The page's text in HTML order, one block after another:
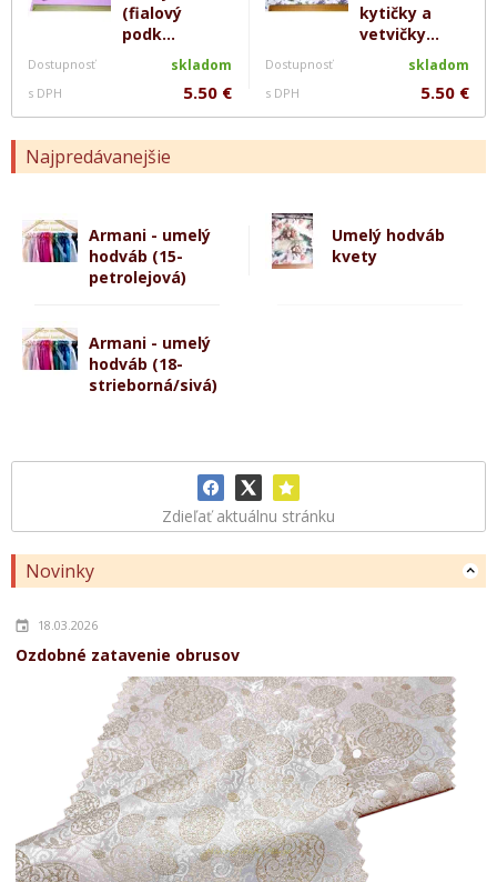
(fialový
podk...
Dostupnosť skladom
s DPH 5.50 €
kytičky a
vetvičky...
Dostupnosť skladom
s DPH 5.50 €
Najpredávanejšie
Armani - umelý
hodváb (15-
petrolejová)
Umelý hodváb
kvety
Armani - umelý
hodváb (18-
strieborná/sivá)
Zdieľať aktuálnu stránku
Novinky
18.03.2026
Ozdobné zatavenie obrusov